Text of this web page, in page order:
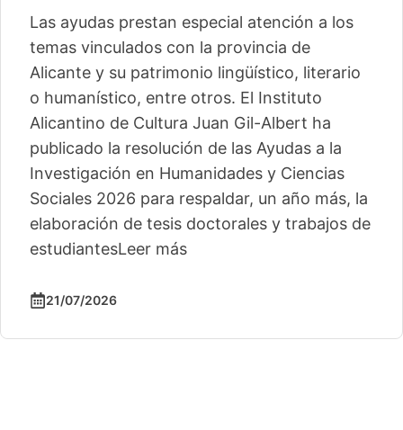
Las ayudas prestan especial atención a los
temas vinculados con la provincia de
Alicante y su patrimonio lingüístico, literario
o humanístico, entre otros. El Instituto
Alicantino de Cultura Juan Gil-Albert ha
publicado la resolución de las Ayudas a la
Investigación en Humanidades y Ciencias
Sociales 2026 para respaldar, un año más, la
elaboración de tesis doctorales y trabajos de
estudiantesLeer más
21/07/2026